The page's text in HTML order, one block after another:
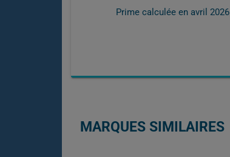
Prime calculée en avril 2026
MARQUES SIMILAIRES